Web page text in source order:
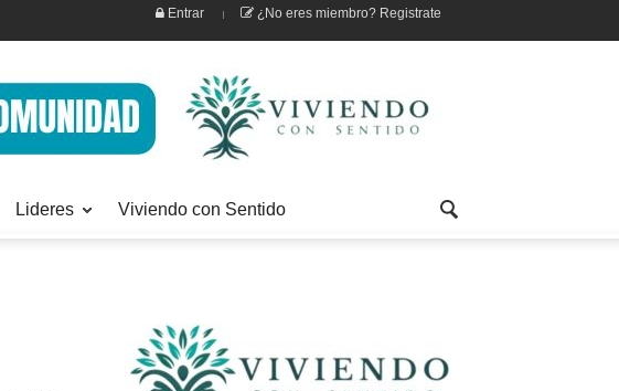
Entrar ¿No eres miembro? Registrate
Lideres Viviendo con Sentido